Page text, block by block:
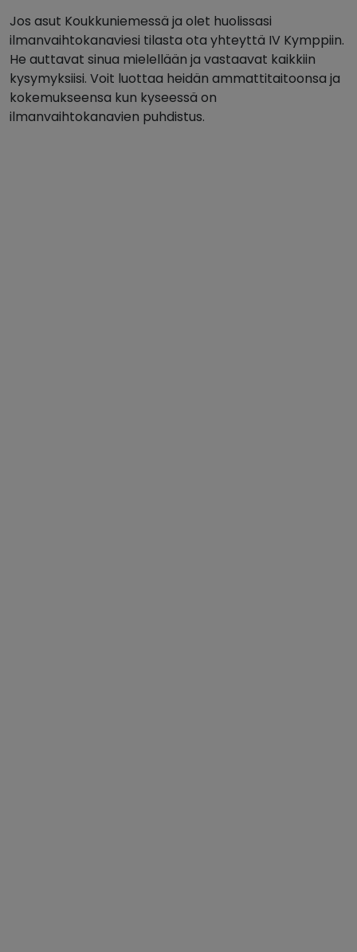
Jos asut Koukkuniemessä ja olet huolissasi
ilmanvaihtokanaviesi tilasta ota yhteyttä IV Kymppiin.
He auttavat sinua mielellään ja vastaavat kaikkiin
kysymyksiisi. Voit luottaa heidän ammattitaitoonsa ja
kokemukseensa kun kyseessä on
ilmanvaihtokanavien puhdistus.